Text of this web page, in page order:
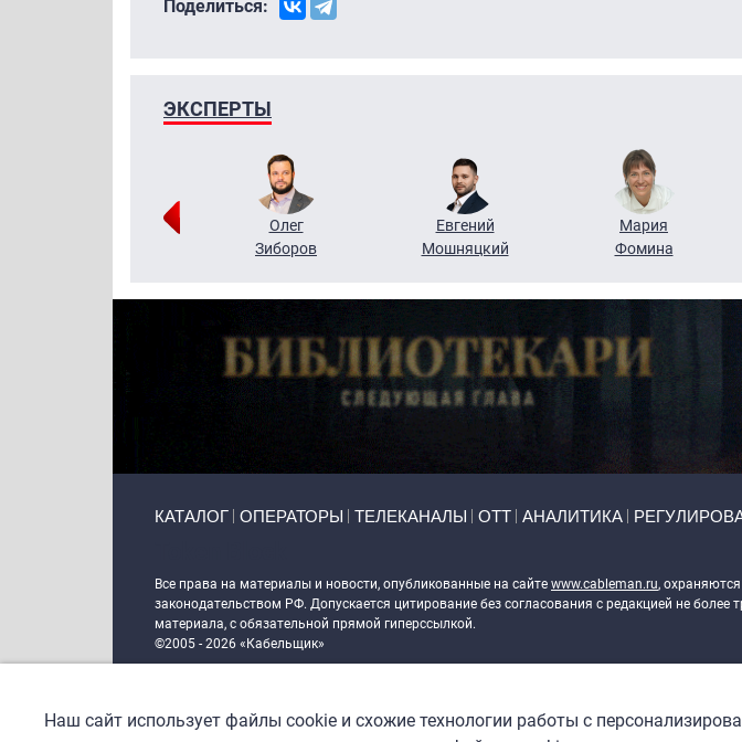
Поделиться:
ЭКСПЕРТЫ
Олег
Зиборов
Евгений
Мошняцкий
Мария
Фомина
КАТАЛОГ ОПЕРАТОРЫ ТЕЛЕКАНАЛЫ ОТТ АНАЛИТИКА
Все права на материалы и новости, опубликованные на сайте www.cableman.ru,
законодательством РФ. Допускается цитирование без согласования с редакцией не более
материала, с обязательной прямой гиперссылкой.
©2005 - 2026 «Кабельщик»
DrupalCoder — поддержка сайта c 2017 года
Наш сайт использует файлы cookie и схожие технологии работы с